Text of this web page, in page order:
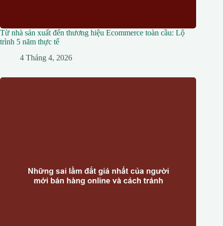
Từ nhà sản xuất đến thương hiệu Ecommerce toàn cầu: Lộ
trình 5 năm thực tế
4 Tháng 4, 2026